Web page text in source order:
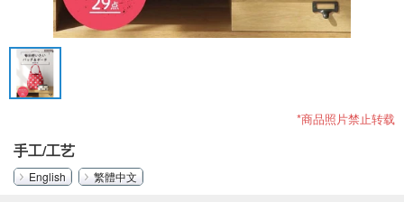
*商品照片禁止转载
手工/工艺
English 繁體中文